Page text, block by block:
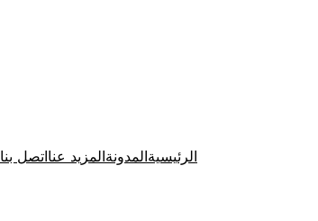
الرئيسيةالمدونةالمزيد عنااتصل بنا